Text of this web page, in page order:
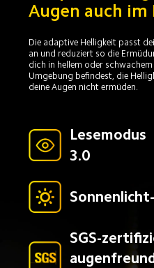
Augen auch im
Die adaptive Helligkeit passt
an und reduziert so die
dich in hellem oder
Umgebung befindest, die
deine Augen nicht ermüden.
Lesemodus
3.0
SGS-